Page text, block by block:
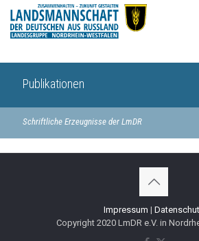
Publikationen
Schriftliche Erzeugnisse der LmDR
Impressum |
Copyright 2020 LmDR e.V. in